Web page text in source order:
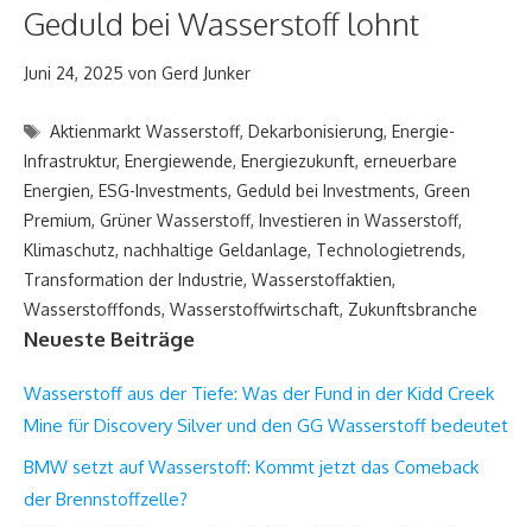
Geduld bei Wasserstoff lohnt
Juni 24, 2025 von Gerd Junker
Schlagwörter
Aktienmarkt Wasserstoff,Dekarbonisierung,Energie-
Infrastruktur, Energiewende, Energiezukunft, erneuerbare
Energien, ESG-Investments, Geduld bei Investments, Green
Premium, Grüner Wasserstoff, Investieren in Wasserstoff,
Klimaschutz, nachhaltige Geldanlage, Technologietrends,
Transformation der Industrie, Wasserstoffaktien,
Wasserstofffonds, Wasserstoffwirtschaft, Zukunftsbranche
Neueste Beiträge
Wasserstoff aus der Tiefe: Was der Fund in der Kidd Creek
Mine für Discovery Silver und den GG Wasserstoff bedeutet
BMW setzt auf Wasserstoff: Kommt jetzt das Comeback
der Brennstoffzelle?